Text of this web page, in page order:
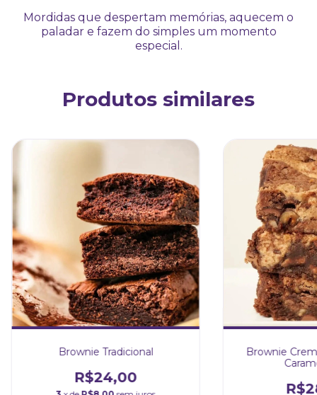
Mordidas que despertam memórias, aquecem o
paladar e fazem do simples um momento
especial.
Produtos similares
Brownie Tradicional
R$24,00
Brownie